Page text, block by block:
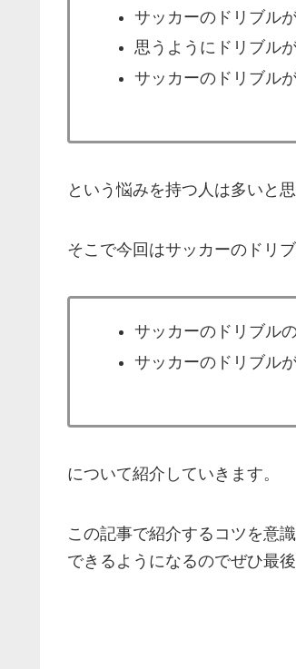
サッカーのドリブル
思うようにドリブル
サッカーのドリブル
という悩みを持つ人は多いと
そこで今回はサッカーのドリ
サッカーのドリブル
サッカーのドリブル
について紹介していきます。
この記事で紹介するコツを意
できるようになるのでぜひ最